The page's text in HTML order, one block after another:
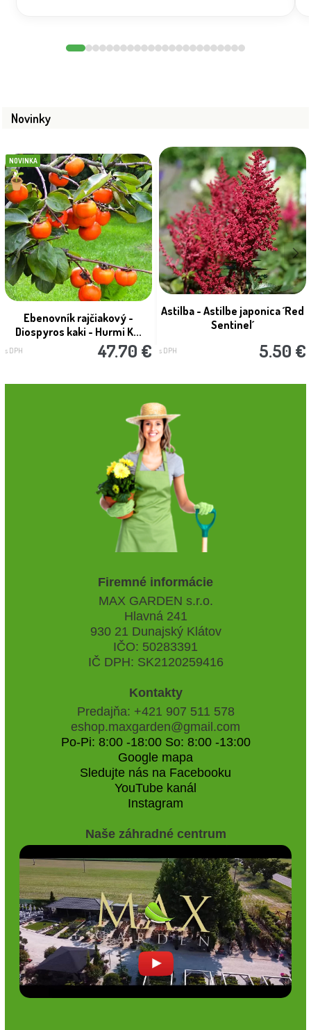
Novinky
NOVINKA
Ebenovník rajčiakový -
Diospyros kaki - Hurmi K...
s DPH 47.70 €
Astilba - Astilbe japonica ´Red
Sentinel´
s DPH 5.50 €
Firemné informácie
MAX GARDEN s.r.o.
Hlavná 241
930 21 Dunajský Klátov
IČO: 50283391
IČ DPH: SK2120259416
Kontakty
Predajňa: +421 907 511 578
eshop.maxgarden@gmail.com
Po-Pi: 8:00 -18:00 So: 8:00 -13:00
Google mapa
Sledujte nás na Facebooku
YouTube kanál
Instagram
Naše záhradné centrum